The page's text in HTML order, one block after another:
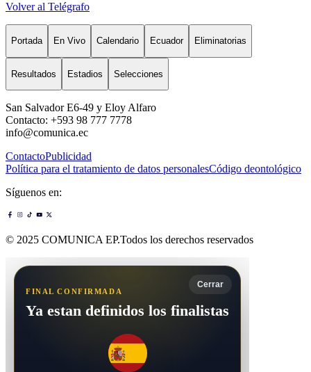
Volver al Telégrafo
Portada En Vivo Calendario Ecuador Eliminatorias
Resultados Estadios Selecciones
San Salvador E6-49 y Eloy Alfaro
Contacto: +593 98 777 7778
info@comunica.ec
ContactoPublicidad
Política para el tratamiento de datos personalesCódigo deontológico
Síguenos en:
© 2025 COMUNICA EP.Todos los derechos reservados
Cerrar
FINAL CONFIRMADA
Ya estan definidos los finalistas